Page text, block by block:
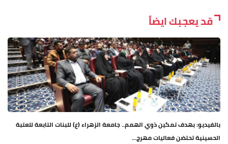
قد يعجبك ايضاً
بالفيديو: بهدف تمكين ذوي الهمم.. جامعة الزهراء (ع) للبنات التابعة للعتبة
الحسينية تحتضن فعاليات مهرج...